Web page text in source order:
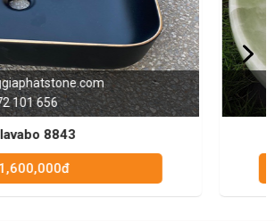
vấn để cần lưu ý. Ví dụ: Lavabo bằng đá sẽ rất
hợp với việc dùng để treo tường (gắn vào
khi để trên một mặt phẳng nhưu mặt tủ hay
nhất cho đến thời điểm hiện tại thì vẫn là
nung và phủ men sứ siêu mịn, bóng, nhẵn
Nano.
61%. Ngoài ra là các nguyên liệu khác như
Vòi sen chất lượng là vòi sen được mạ cả
www.hoanggiaphatstone.com
0972 101 656
Chậu lavabo cao cấp 8811
Giá: 1,400,000đ